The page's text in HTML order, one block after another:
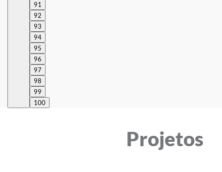
91
92
93
94
95
96
97
98
99
100
Projetos